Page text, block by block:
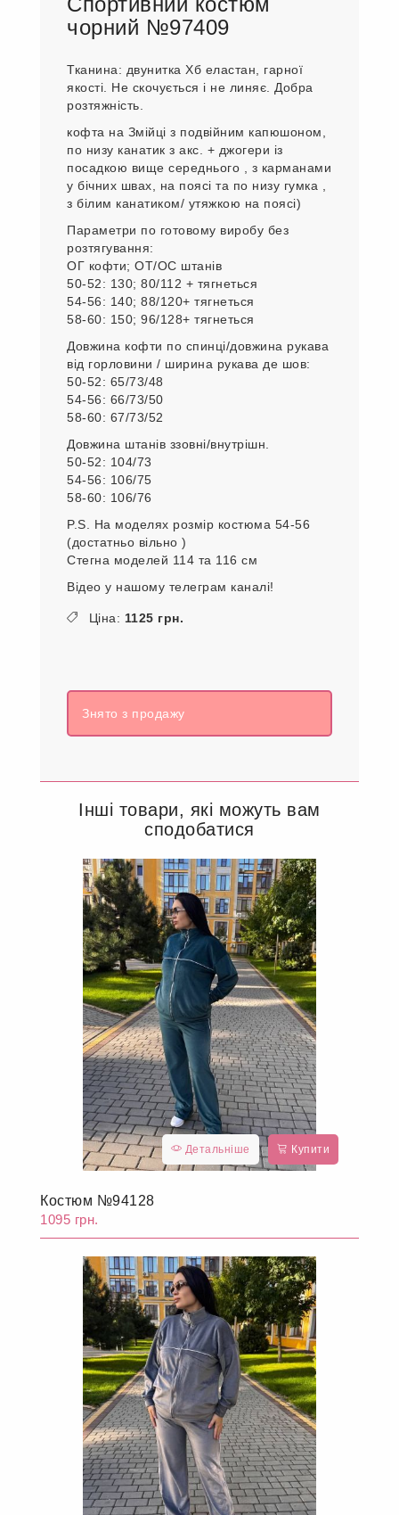
чорний №97409
Тканина: двунитка Хб еластан, гарної
якості. Не скочується і не линяє. Добра
розтяжність.
кофта на Змійці з подвійним капюшоном,
по низу канатик з акс. + джогери із
посадкою вище середнього , з карманами
у бічних швах, на поясі та по низу гумка ,
з білим канатиком/ утяжкою на поясі)
Параметри по готовому виробу без
розтягування:
ОГ кофти; ОТ/ОС штанів
50-52: 130; 80/112 + тягнеться
54-56: 140; 88/120+ тягнеться
58-60: 150; 96/128+ тягнеться
Довжина кофти по спинці/довжина рукава
від горловини / ширина рукава де шов:
50-52: 65/73/48
54-56: 66/73/50
58-60: 67/73/52
Довжина штанів ззовні/внутрішн.
50-52: 104/73
54-56: 106/75
58-60: 106/76
P.S. На моделях розмір костюма 54-56
(достатньо вільно )
Стегна моделей 114 та 116 см
Відео у нашому телеграм каналі!
Ціна: 1125 грн.
Знято з продажу
Інші товари, які можуть вам
сподобатися
Детальніше Купити
Костюм №94128
1095 грн.